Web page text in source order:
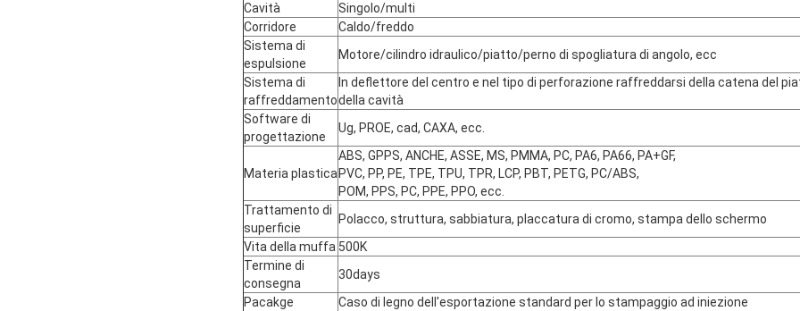
Cavità
Singolo/multi
Corridore
Caldo/freddo
Sistema di
espulsione
Motore/cilindro idraulico/piatto/perno di spogliatura di angolo, ecc
Sistema di
raffreddamento
In deflettore del centro e nel tipo di perforazione raffreddarsi della catena del
della cavità
Software di
progettazione
Ug, PROE, cad, CAXA, ecc.
Materia plastica
ABS, GPPS, ANCHE, ASSE, MS, PMMA, PC, PA6, PA66, PA+GF,
PVC, PP, PE, TPE, TPU, TPR, LCP, PBT, PETG, PC/ABS,
POM, PPS, PC, PPE, PPO, ecc.
Trattamento di
superficie
Polacco, struttura, sabbiatura, placcatura di cromo, stampa dello schermo
Vita della muffa 500K
Termine di
consegna
30days
Pacakge
Caso di legno dell'esportazione standard per lo stampaggio ad iniezione